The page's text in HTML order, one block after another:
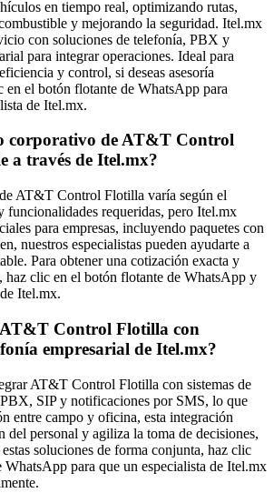
en tiempo real, optimizando rutas,
y mejorando la seguridad. Itel.mx
con soluciones de telefonía, PBX y
para integrar operaciones. Ideal para
y control, si deseas asesoría
en el botón flotante de WhatsApp para
de Itel.mx.
corporativo de AT&T Control
a través de Itel.mx?
AT&T Control Flotilla varía según el
funcionalidades requeridas, pero Itel.mx
para empresas, incluyendo paquetes con
nuestros especialistas pueden ayudarte a
Para obtener una cotización exacta y
haz clic en el botón flotante de WhatsApp y
Itel.mx.
Control Flotilla con
empresarial de Itel.mx?
AT&T Control Flotilla con sistemas de
SIP y notificaciones por SMS, lo que
entre campo y oficina, esta integración
del personal y agiliza la toma de decisiones,
soluciones de forma conjunta, haz clic
WhatsApp para que un especialista de Itel.mx